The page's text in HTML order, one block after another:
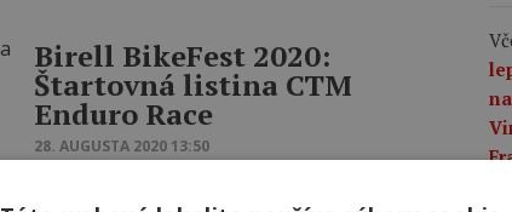
Birell BikeFest 2020:
Štartovná listina CTM
Enduro Race
28. AUGUSTA 2020 13:50
enduro pretekoch na BikeFeste 2020.